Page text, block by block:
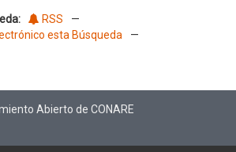
RSS
—
esta Búsqueda
—
Abierto de CONARE